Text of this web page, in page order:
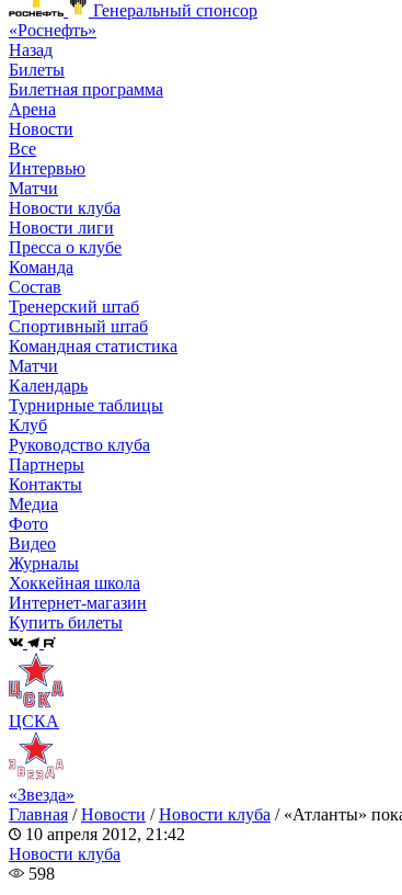
Генеральный спонсор
«Роснефть»
Назад
Билеты
Билетная программа
Арена
Новости
Все
Интервью
Матчи
Новости клуба
Новости лиги
Пресса о клубе
Команда
Состав
Тренерский штаб
Спортивный штаб
Командная статистика
Матчи
Календарь
Турнирные таблицы
Клуб
Руководство клуба
Партнеры
Контакты
Медиа
Фото
Видео
Журналы
Хоккейная школа
Интернет-магазин
Купить билеты
ЦСКА
«Звезда»
Главная /Новости /Новости клуба / «Атланты»
10 апреля 2012, 21:42
Новости клуба
598